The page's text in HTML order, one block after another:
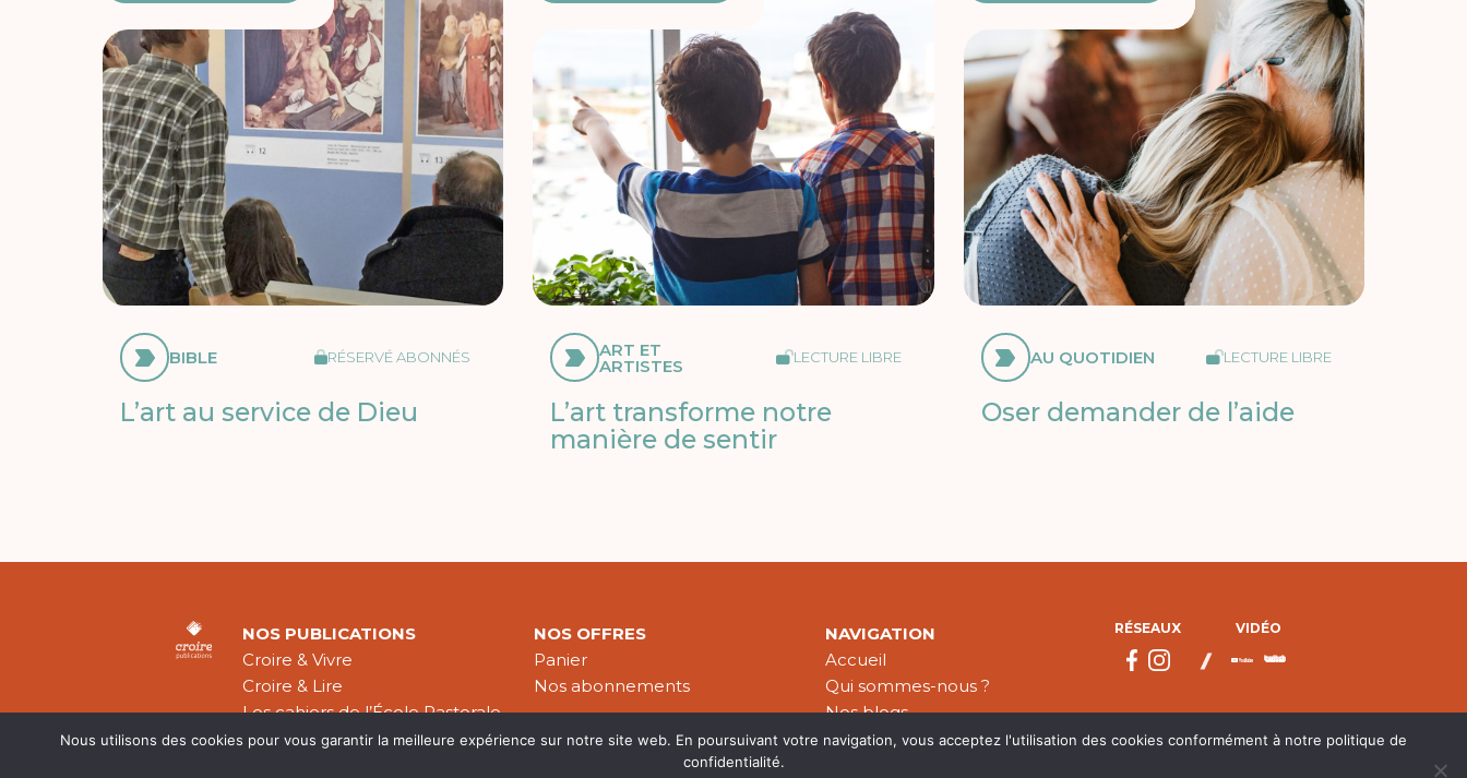
BIBLE RÉSERVÉ ABONNÉS
L’art au service de Dieu
ART ET
ARTISTES LECTURE LIBRE
L’art transforme notre
manière de sentir
AU QUOTIDIEN LECTURE LIBRE
Oser demander de l’aide
NOS PUBLICATIONS
Croire & Vivre
Croire & Lire
Les cahiers de l’École Pastorale
Théologie Évangélique
NOS OFFRES
Panier
Nos abonnements
NAVIGATION
Accueil
Qui sommes-nous ?
Nos blogs
Nos publications
RÉSEAUX VIDÉO
Nous utilisons des cookies pour vous garantir la meilleure expérience sur notre site web. En poursuivant votre navigation, vous acceptez l'utilisation des cookies conformément à notre politique de
confidentialité.